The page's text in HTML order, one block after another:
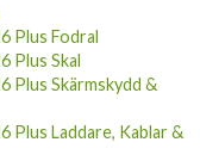
Plus Fodral
Plus Skal
Plus Skärmskydd &
Plus Laddare, Kablar &